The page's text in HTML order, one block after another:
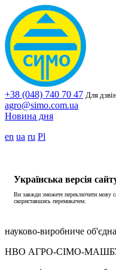
+38 (048) 740 70 47 Для
agro@simo.com.ua
Новина дня
en ua ru Pl
Українська версія
Ви завжди зможете переключити мову
скориставшись перемикачем.
науково-виробниче
НВО АГРО-СІМО-